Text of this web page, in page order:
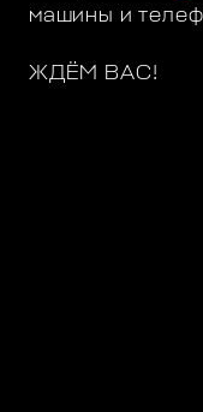
машины и
ЖДЁМ ВАС!